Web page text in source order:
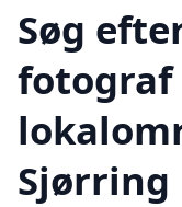
Søg
Sjørring